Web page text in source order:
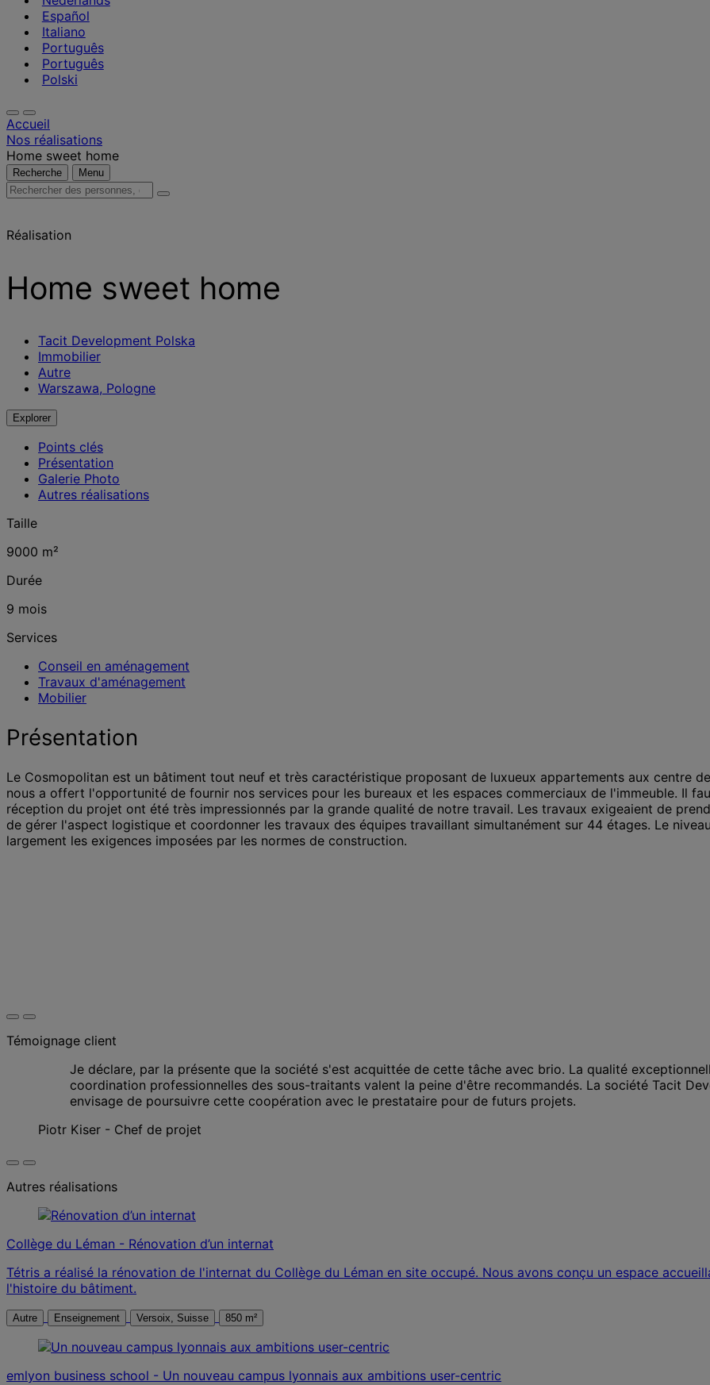
Español
Italiano
Português
Português
Polski
Accueil
Nos réalisations
Home sweet home
Recherche Menu
Rechercher
des
actualités
et
Réalisation
Home sweet home
Tacit Development Polska
Immobilier
Autre
Warszawa, Pologne
Explorer
Points clés
Présentation
Galerie Photo
Autres réalisations
Taille
9000 m²
Durée
9 mois
Services
Conseil en aménagement
Travaux d'aménagement
Mobilier
Présentation
Le Cosmopolitan est un bâtiment tout neuf et très caractéristique proposant de luxueux appartements aux centre
nous a offert l'opportunité de fournir nos services pour les bureaux et les espaces commerciaux de l'immeuble. Il
réception du projet ont été très impressionnés par la grande qualité de notre travail. Les travaux exigeaient de
de gérer l'aspect logistique et coordonner les travaux des équipes travaillant simultanément sur 44 étages. Le
largement les exigences imposées par les normes de construction.
Témoignage client
Je déclare, par la présente que la société s'est acquittée de cette tâche avec brio. La qualité
coordination professionnelles des sous-traitants valent la peine d'être recommandés. La société Tacit
envisage de poursuivre cette coopération avec le prestataire pour de futurs projets.
Piotr Kiser - Chef de projet
Autres réalisations
Collège du Léman - Rénovation d’un internat
Tétris a réalisé la rénovation de l'internat du Collège du Léman en site occupé. Nous avons conçu un espace
l'histoire du bâtiment.
Autre Enseignement Versoix, Suisse 850 m²
emlyon business school - Un nouveau campus lyonnais aux ambitions user-centric